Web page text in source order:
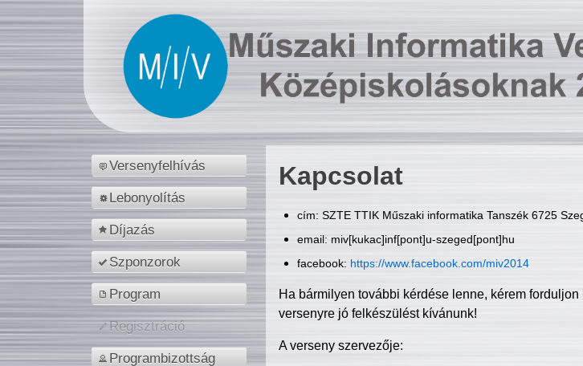
Versenyfelhívás
Lebonyolítás
Díjazás
Szponzorok
Program
Regisztráció
Programbizottság
Kapcsolat
cím: SZTE TTIK Műszaki informatika Tanszék 6725
email: miv[kukac]inf[pont]u-szeged[pont]hu
facebook: https://www.facebook.com/miv2014
Ha bármilyen további kérdése lenne, kérem
versenyre jó felkészülést kívánunk!
A verseny szervezője: